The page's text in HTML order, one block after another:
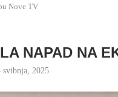
Nove TV
NAPAD NA
svibnja, 2025